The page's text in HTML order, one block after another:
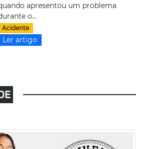
apresentou um problema
o...
Acidente
Ler artigo